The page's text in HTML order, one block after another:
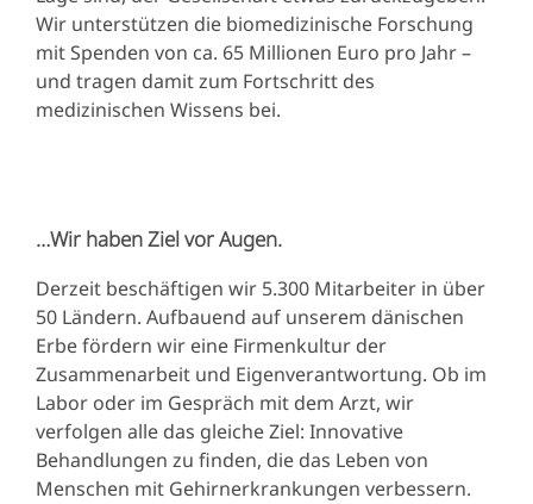
Wir unterstützen die biomedizinische Forschung
mit Spenden von ca. 65 Millionen Euro pro Jahr –
und tragen damit zum Fortschritt des
medizinischen Wissens bei.
…Wir haben Ziel vor Augen.
Derzeit beschäftigen wir 5.300 Mitarbeiter in über
50 Ländern. Aufbauend auf unserem dänischen
Erbe fördern wir eine Firmenkultur der
Zusammenarbeit und Eigenverantwortung. Ob im
Labor oder im Gespräch mit dem Arzt, wir
verfolgen alle das gleiche Ziel: Innovative
Behandlungen zu finden, die das Leben von
Menschen mit Gehirnerkrankungen verbessern.